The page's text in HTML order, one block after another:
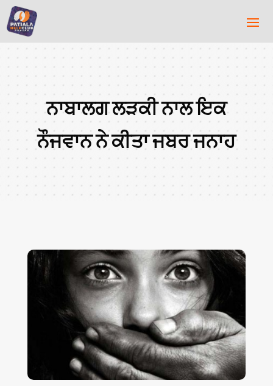
ਨਾਬਾਲਗ ਲੜਕੀ ਨਾਲ ਇਕ
ਨੌਜਵਾਨ ਨੇ ਕੀਤਾ ਜਬਰ ਜਨਾਹ